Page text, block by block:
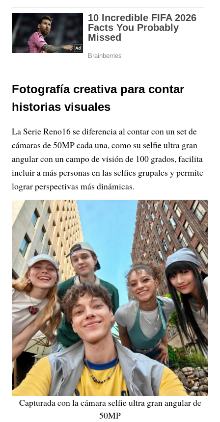
Fotografía creativa para contar
historias visuales
La Serie Reno16 se diferencia al contar con un set de
cámaras de 50MP cada una, como su selfie ultra gran
angular con un campo de visión de 100 grados, facilita
incluir a más personas en las selfies grupales y permite
lograr perspectivas más dinámicas.
Capturada con la cámara selfie ultra gran angular de
50MP